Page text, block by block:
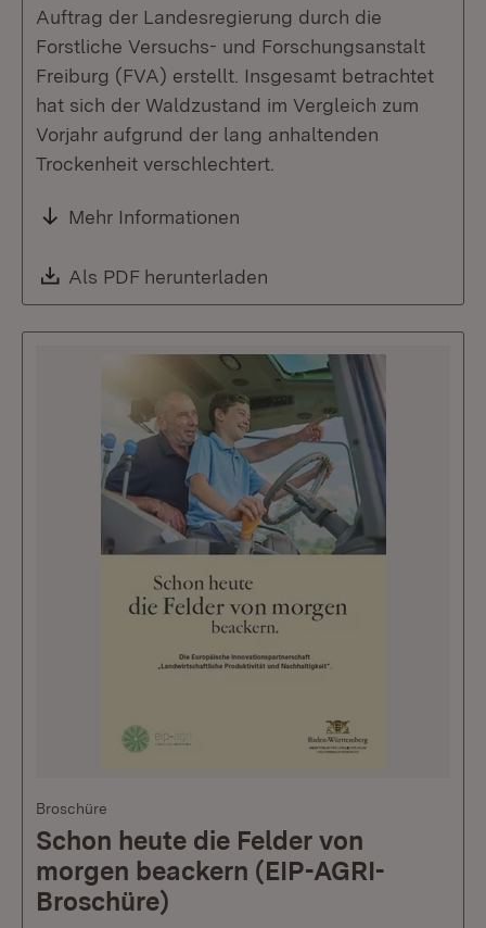
Auftrag der Landesregierung durch die
Forstliche Versuchs- und Forschungsanstalt
Freiburg (FVA) erstellt. Insgesamt betrachtet
hat sich der Waldzustand im Vergleich zum
Vorjahr aufgrund der lang anhaltenden
Trockenheit verschlechtert.
Mehr Informationen
Download:
Als PDF herunterladen
Broschüre
Schon heute die Felder von
morgen beackern (EIP-AGRI-
Broschüre)